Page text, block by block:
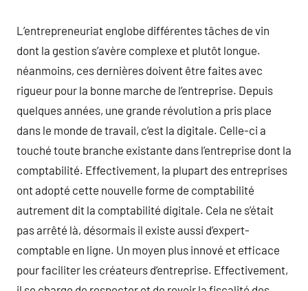
L’entrepreneuriat englobe différentes tâches de vin
dont la gestion s’avère complexe et plutôt longue.
néanmoins, ces dernières doivent être faites avec
rigueur pour la bonne marche de l’entreprise. Depuis
quelques années, une grande révolution a pris place
dans le monde de travail, c’est la digitale. Celle-ci a
touché toute branche existante dans l’entreprise dont la
comptabilité. Effectivement, la plupart des entreprises
ont adopté cette nouvelle forme de comptabilité
autrement dit la comptabilité digitale. Cela ne s’était
pas arrêté là, désormais il existe aussi d’expert-
comptable en ligne. Un moyen plus innové et efficace
pour faciliter les créateurs d’entreprise. Effectivement,